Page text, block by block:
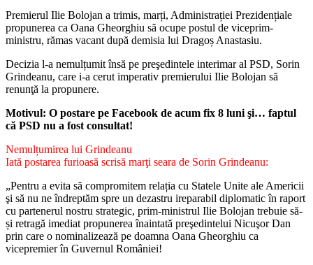
Premierul Ilie Bolojan a trimis, marți, Administrației Prezidențiale
propunerea ca Oana Gheorghiu să ocupe postul de viceprim-
ministru, rămas vacant după demisia lui Dragoș Anastasiu.
Decizia l-a nemulțumit însă pe preşedintele interimar al PSD, Sorin
Grindeanu, care i-a cerut imperativ premierului Ilie Bolojan să
renunţă la propunere.
Motivul: O postare pe Facebook de acum fix 8 luni şi… faptul
că PSD nu a fost consultat!
Nemulțumirea lui Grindeanu
Iată postarea furioasă scrisă marţi seara de Sorin Grindeanu:
„Pentru a evita să compromitem relația cu Statele Unite ale Americii
şi să nu ne îndreptăm spre un dezastru ireparabil diplomatic în raport
cu partenerul nostru strategic, prim-ministrul Ilie Bolojan trebuie să-
și retragă imediat propunerea înaintată preşedintelui Nicuşor Dan
prin care o nominalizează pe doamna Oana Gheorghiu ca
vicepremier în Guvernul României!